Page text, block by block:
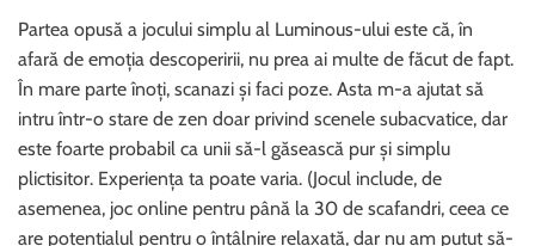
Partea opusă a jocului simplu al Luminous-ului este că, în
afară de emoția descoperirii, nu prea ai multe de făcut de fapt.
În mare parte înoți, scanazi și faci poze. Asta m-a ajutat să
intru într-o stare de zen doar privind scenele subacvatice, dar
este foarte probabil ca unii să-l găsească pur și simplu
plictisitor. Experiența ta poate varia. (Jocul include, de
asemenea, joc online pentru până la 30 de scafandri, ceea ce
are potențialul pentru o întâlnire relaxată, dar nu am putut să-